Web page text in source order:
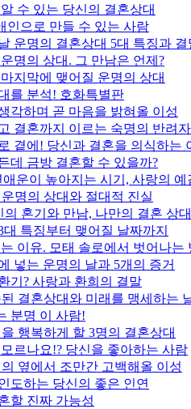
수 있는 당신의 결혼상대
인으로 만들 수 있는 사람
운명의 결혼상대 5대 특징과 결
명의 상대. 그 만남은 언제?
지막에 맺어질 운명의 상대
를 분석! 호화특별판
각하며 곧 마음을 밝혀올 이성
결혼까지 이르는 숙명의 반려자
곁에! 당신과 결혼을 의식하는
데 금방 결혼할 수 있을까?
애운이 높아지는 시기, 사랑의 예
명의 상대와 절대적 진실
혼기와 만남, 나만의 결혼 상대
특징부터 맺어질 날짜까지
이유. 모태 솔로에서 벗어나는
넣는 운명의 날과 5개의 증거
기? 사랑과 환희의 결말
결혼상대와 미래를 맹세하는
분명 이 사람!
행복하게 할 3명의 결혼상대
르나요!? 당신을 좋아하는 사람
옆에서 조만간 고백해올 이성
도하는 당신의 좋은 인연
할 진짜 가능성